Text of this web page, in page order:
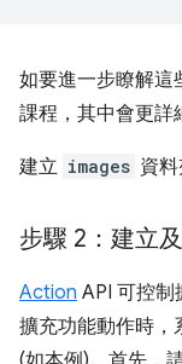
如要進一步瞭解這
課程，其中會更詳
建立 images 資
步驟 2：建立
Action API 可控制
擴充功能動作時，